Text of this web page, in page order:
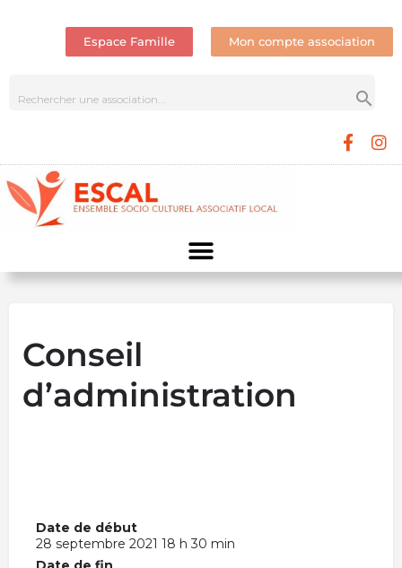
Espace Famille Mon compte association
Conseil
d’administration
Date de début
28 septembre 2021 18 h 30 min